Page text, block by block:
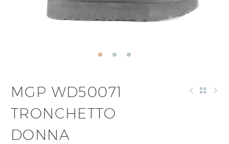
MGP WD50071
TRONCHETTO
DONNA